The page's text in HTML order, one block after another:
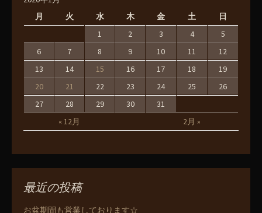
月
火 水 木 金 土 日
« 12月 2月 »
1 2 3 4
5
6
7 8 9 10 11
12
13
14 15 16 17 18
19
20
21 22 23 24 25
26
27
28 29 30 31
最近の投稿
お盆期間も営業しております☆